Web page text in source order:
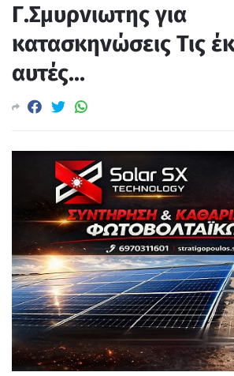
Γ.Σμυρνιωτης για
κατασκηνώσεις Τις
αυτές...